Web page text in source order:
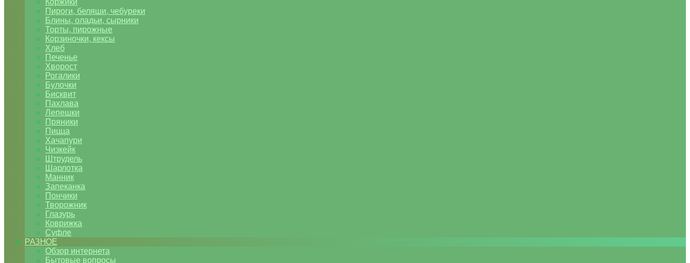
Коржики
Пироги, беляши, чебуреки
Блины, оладьи, сырники
Торты, пирожные
Корзиночки, кексы
Хлеб
Печенье
Хворост
Рогалики
Булочки
Бисквит
Пахлава
Лепешки
Пряники
Пицца
Хачапури
Чизкейк
Штрудель
Шарлотка
Манник
Запеканка
Пончики
Творожник
Глазурь
Коврижка
Суфле
РАЗНОЕ
Обзор интернета
Бытовые вопросы